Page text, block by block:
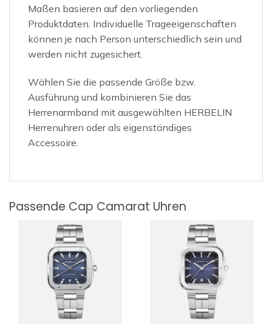
Maßen basieren auf den vorliegenden
Produktdaten. Individuelle Trageeigenschaften
können je nach Person unterschiedlich sein und
werden nicht zugesichert.
Wählen Sie die passende Größe bzw.
Ausführung und kombinieren Sie das
Herrenarmband mit ausgewählten HERBELIN
Herrenuhren oder als eigenständiges
Accessoire.
Passende Cap Camarat Uhren